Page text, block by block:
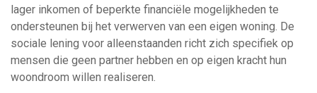
lager inkomen of beperkte financiële mogelijkheden te
ondersteunen bij het verwerven van een eigen woning. De
sociale lening voor alleenstaanden richt zich specifiek op
mensen die geen partner hebben en op eigen kracht hun
woondroom willen realiseren.